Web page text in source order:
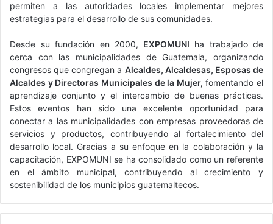
permiten a las autoridades locales implementar mejores
estrategias para el desarrollo de sus comunidades.
Desde su fundación en 2000, EXPOMUNI ha trabajado de
cerca con las municipalidades de Guatemala, organizando
congresos que congregan a Alcaldes, Alcaldesas, Esposas de
Alcaldes y Directoras Municipales de la Mujer, fomentando el
aprendizaje conjunto y el intercambio de buenas prácticas.
Estos eventos han sido una excelente oportunidad para
conectar a las municipalidades con empresas proveedoras de
servicios y productos, contribuyendo al fortalecimiento del
desarrollo local. Gracias a su enfoque en la colaboración y la
capacitación, EXPOMUNI se ha consolidado como un referente
en el ámbito municipal, contribuyendo al crecimiento y
sostenibilidad de los municipios guatemaltecos.